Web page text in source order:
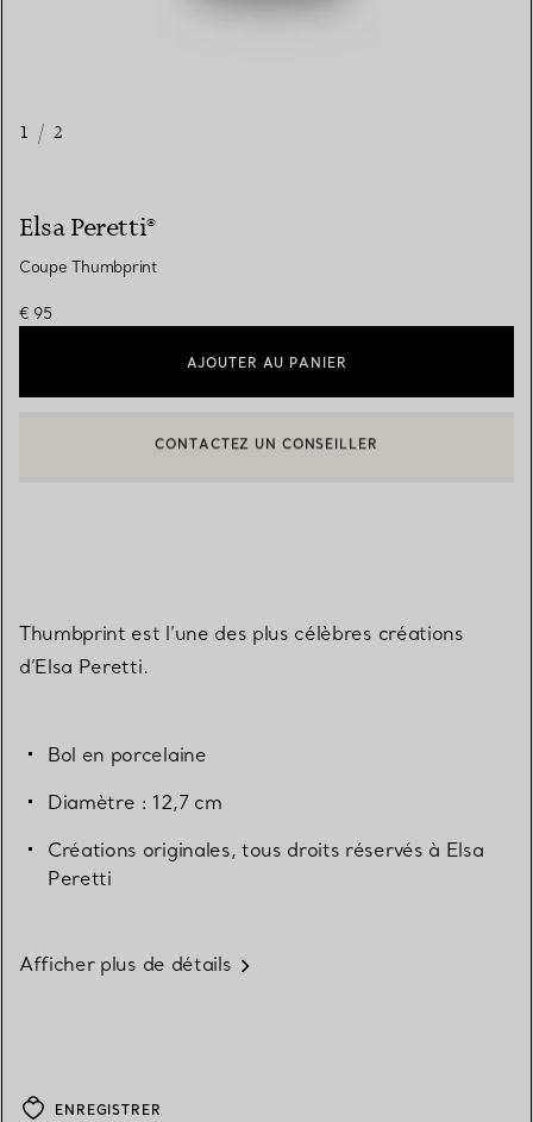
1 / 2
Elsa Peretti®
Coupe Thumbprint
€ 95
AJOUTER AU PANIER
CONTACTEZ UN CONSEILLER
Thumbprint est l’une des plus célèbres créations
d’Elsa Peretti.
Bol en porcelaine
Diamètre : 12,7 cm
Créations originales, tous droits réservés à Elsa
Peretti
Afficher plus de détails
ENREGISTRER